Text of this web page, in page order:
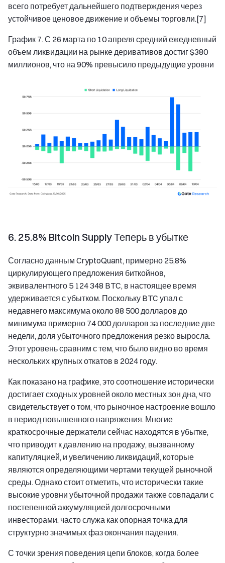
всего потребует дальнейшего подтверждения через
устойчивое ценовое движение и объемы торговли.[7]
График 7. С 26 марта по 10 апреля средний ежедневный
объем ликвидации на рынке деривативов достиг $380
миллионов, что на 90% превысило предыдущие уровни
6. 25.8% Bitcoin Supply Теперь в убытке
Согласно данным CryptoQuant, примерно 25,8%
циркулирующего предложения биткойнов,
эквивалентного 5 124 348 BTC, в настоящее время
удерживается с убытком. Поскольку BTC упал с
недавнего максимума около 88 500 долларов до
минимума примерно 74 000 долларов за последние две
недели, доля убыточного предложения резко выросла.
Этот уровень сравним с тем, что было видно во время
нескольких крупных откатов в 2024 году.
Как показано на графике, это соотношение исторически
достигает сходных уровней около местных зон дна, что
свидетельствует о том, что рыночное настроение вошло
в период повышенного напряжения. Многие
краткосрочные держатели сейчас находятся в убытке,
что приводит к давлению на продажу, вызванному
капитуляцией, и увеличению ликвидаций, которые
являются определяющими чертами текущей рыночной
среды. Однако стоит отметить, что исторически такие
высокие уровни убыточной продажи также совпадали с
постепенной аккумуляцией долгосрочными
инвесторами, часто служа как опорная точка для
структурно значимых фаз окончания падения.
С точки зрения поведения цепи блоков, когда более